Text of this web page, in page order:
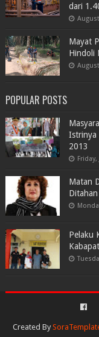
dari
Mayat
Hindoli
POPULAR POSTS
Istrinya
2013
Matan
Pelaku
Created By